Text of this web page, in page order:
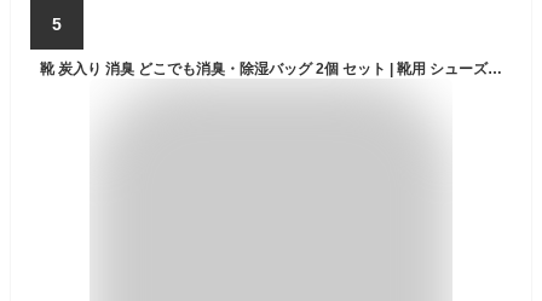
5
靴 炭入り 消臭 どこでも消臭・除湿バッグ 2個 セット | 靴用 シューズ 竹炭入り 湿気 吸湿 脱臭 調湿 湿気取り 湿気とり 乾燥材 炭 スニーカー 玄関 下駄箱 引き出し 消臭剤 除湿剤 防カビ 臭い スーツケース クローゼット 乾燥 乾燥剤 匂い 脱臭剤 くつ 新生活 模様替え